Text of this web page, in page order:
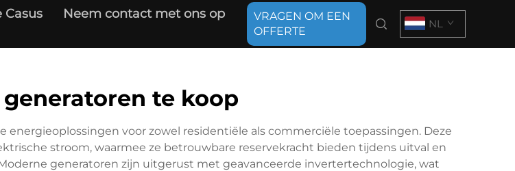
Casus
Neem contact met ons op
VRAGEN OM EEN
OFFERTE
NL
te koop
voor zowel residentiële als commerciële toepassingen. Deze
stroom, waarmee ze betrouwbare reservekracht bieden tijdens uitval en
generatoren zijn uitgerust met geavanceerde invertertechnologie, wat